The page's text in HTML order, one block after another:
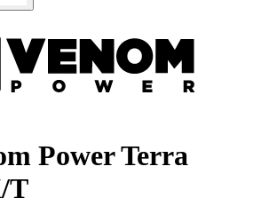
Power Terra
T